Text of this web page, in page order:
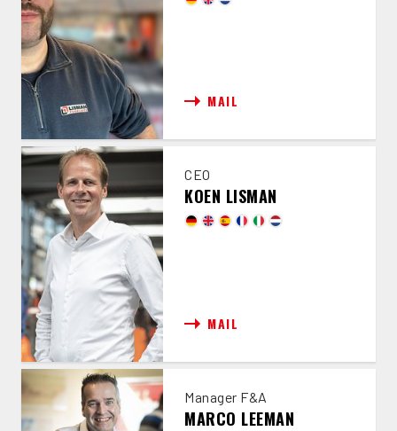
MAIL
CEO
KOEN LISMAN
MAIL
Manager F&A
MARCO LEEMAN